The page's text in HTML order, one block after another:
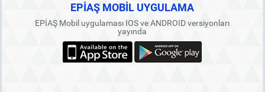
EPİAŞ MOBİL UYGULAMA
EPİAŞ Mobil uygulaması IOS ve ANDROID versiyonları
yayında